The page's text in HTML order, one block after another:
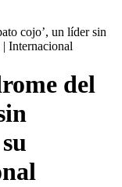
cojo’, un líder sin
Internacional
del